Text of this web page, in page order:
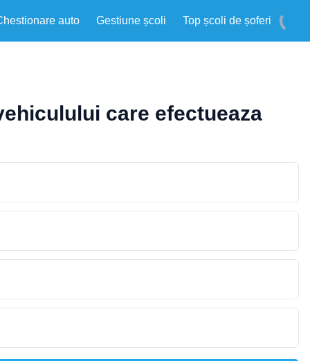
auto Gestiune școli Top școli de șoferi
care efectueaza